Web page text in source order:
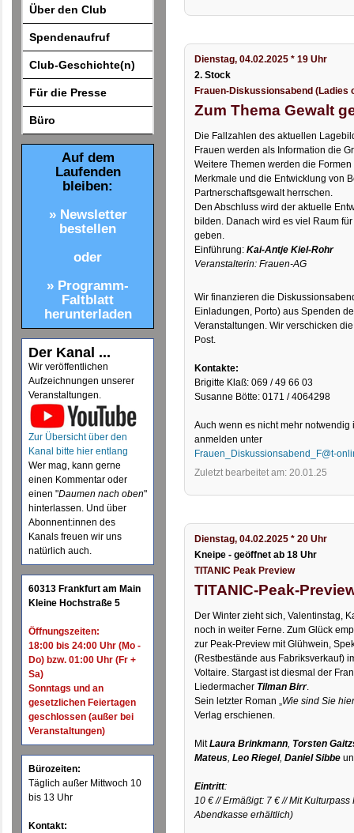
Über den Club
Spendenaufruf
Club-Geschichte(n)
Für die Presse
Büro
Auf dem
Laufenden
bleiben:
» Newsletter
bestellen
oder
» Programm-
Faltblatt
herunterladen
Der Kanal ...
Wir veröffentlichen
Aufzeichnungen unserer
Veranstaltungen.
Zur Übersicht über den
Kanal bitte hier entlang
Wer mag, kann gerne
einen Kommentar oder
einen "Daumen nach oben"
hinterlassen. Und über
Abonnent:innen des
Kanals freuen wir uns
natürlich auch.
60313 Frankfurt am Main
Kleine Hochstraße 5
Öffnungszeiten:
18:00 bis 24:00 Uhr (Mo -
Do) bzw. 01:00 Uhr (Fr +
Sa)
Sonntags und an
gesetzlichen Feiertagen
geschlossen (außer bei
Veranstaltungen)
Bürozeiten:
Täglich außer Mittwoch 10
bis 13 Uhr
Kontakt:
Dienstag, 04.02.2025 * 19 Uhr
2. Stock
Frauen-Diskussionsabend (Ladies
Zum Thema Gewalt
Die Fallzahlen des aktuellen
Frauen werden als Information die
Weitere Themen werden die
Merkmale und die Entwicklung von
Partnerschaftsgewalt herrschen.
Den Abschluss wird der aktuelle
bilden. Danach wird es viel Raum
geben.
Einführung:Kai-Antje Kiel-Rohr
Veranstalterin: Frauen-AG
Wir finanzieren die
Einladungen, Porto) aus Spenden
Veranstaltungen. Wir verschicken
Post.
Kontakte:
Brigitte Klaß: 069 / 49 66 03
Susanne Bötte: 0171 / 4064298
Auch wenn es nicht mehr
anmelden unter
Frauen_Diskussionsabend_F@t-
Zuletzt bearbeitet am: 20.01.25
Dienstag, 04.02.2025 * 20 Uhr
Kneipe - geöffnet ab 18 Uhr
TITANIC Peak Preview
TITANIC-Peak-
Der Winter zieht sich, Valentinstag,
noch in weiter Ferne. Zum Glück
zur Peak-Preview mit Glühwein,
(Restbestände aus Fabriksverkauf)
Voltaire. Stargast ist diesmal der
Liedermacher Tilman Birr.
Sein letzter Roman „Wie sind Sie
Verlag erschienen.
MitLaura Brinkmann, Torsten
Mateus,Leo Riegel,Daniel Sibbe
Eintritt:
10 € // Ermäßigt: 7 € // Mit
Abendkasse erhältlich)